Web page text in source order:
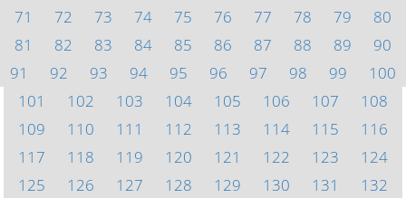
71
72 73 74 75 76 77 78 79
80
81
82 83 84 85 86 87 88 89
90
91
92 93 94 95 96 97 98 99
100
101
102 103 104 105 106 107
108
109
110 111 112 113 114 115
116
117
118 119 120 121 122 123
124
125
126 127 128 129 130 131
132